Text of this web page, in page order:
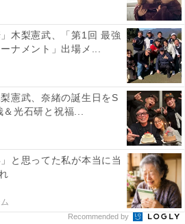
」木梨憲武、「第1回 最強
ナメント」出場メ...
梨憲武、奈緒の誕生日をS
光石研と祝福...
と思ってた私が本当に当
Recommended by